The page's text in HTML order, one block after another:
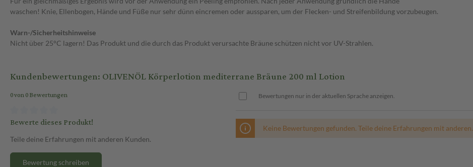
waschen! Knie, Ellenbogen, Hände und Füße nur sehr dünn eincremen oder aussparen, um der Flecken- und Streifenbildung vorzubeugen.
Warn-/Sicherheitshinweise
Nicht über 25°C lagern! Das Produkt und die durch das Produkt verursachte Bräune schützen nicht vor UV-Strahlen.
Kundenbewertungen: OLIVENÖL Körperlotion mediterrane Bräune 200 ml Lotion
0 von 0 Bewertungen
Bewerte dieses Produkt!
Teile deine Erfahrungen mit anderen Kunden.
Bewertung schreiben
Bewertungen nur in der aktuellen Sprache anzeigen.
Keine Bewertungen gefunden. Teile deine Erfahrungen mit anderen.